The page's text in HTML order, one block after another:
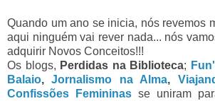
Quando um ano se inicia, nós revemos
aqui ninguém vai rever nada... nós
adquirir Novos Conceitos!!!
Os blogs, Perdidas na Biblioteca;
Balaio, Jornalismo na Alma,
Confissões Femininas se uniram